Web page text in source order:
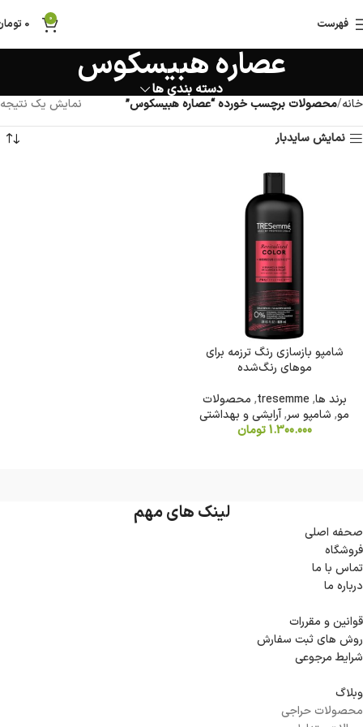
فهرست 0
0
عصاره هبیسکوس
دسته بندی ها
خانه محصولات برچسب خورده “عصاره هبیسکوس”
نمایش یک نتیجه
نمایش سایدبار
شامپو بازسازی رنگ ترزمه برای
موهای رنگ‌شده
برند ها,
tresemme
, محصولات
مو, شامپو سر,آرایشی و بهداشتی
1.300.000 تومان
لینک های مهم
صحفه اصلی
فروشگاه
تماس با ما
درباره ما
قوانین و مقررات
روش های ثبت سفارش
شرایط مرجوعی
وبلاگ
محصولات حراجی